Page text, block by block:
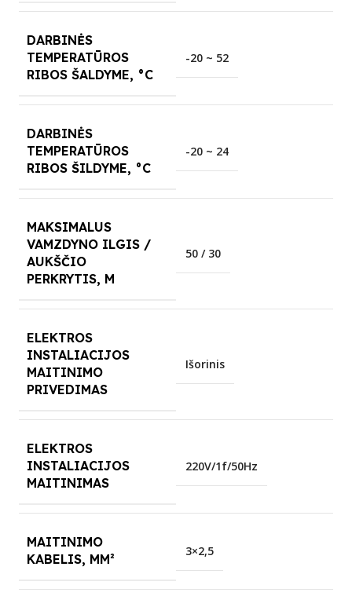
DARBINĖS
TEMPERATŪROS
RIBOS ŠALDYME, °C
-20 ~ 52
DARBINĖS
TEMPERATŪROS
RIBOS ŠILDYME, °C
-20 ~ 24
MAKSIMALUS
VAMZDYNO ILGIS /
AUKŠČIO
PERKRYTIS, M
50 / 30
ELEKTROS
INSTALIACIJOS
MAITINIMO
PRIVEDIMAS
Išorinis
ELEKTROS
INSTALIACIJOS
MAITINIMAS
220V/1f/50Hz
MAITINIMO
KABELIS, MM²
3×2,5